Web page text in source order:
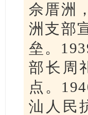
佘厝洲
洲支部
垒。
部长周
点。
汕人民